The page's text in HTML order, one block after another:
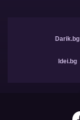
Darik.bg
Idei.bg